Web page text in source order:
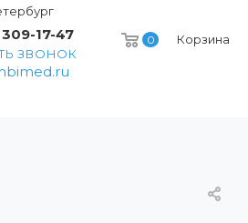
0 Корзина
309-17-47
ЗВОНОК